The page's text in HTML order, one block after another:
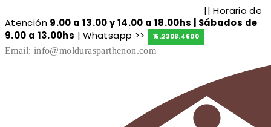
|| Horario de
Atención 9.00 a 13.00 y 14.00 a 18.00hs | Sábados de
9.00 a 13.00hs | Whatsapp >> 15.2308.4600
Email: info@moldurasparthenon.com